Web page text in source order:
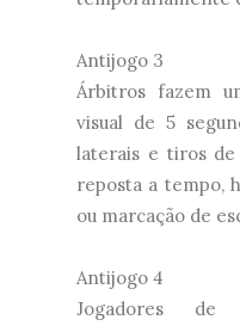
Antijogo 3
Árbitros fazem
visual de 5
laterais e tiros
reposta a tempo,
ou marcação de
Antijogo 4
Jogadores